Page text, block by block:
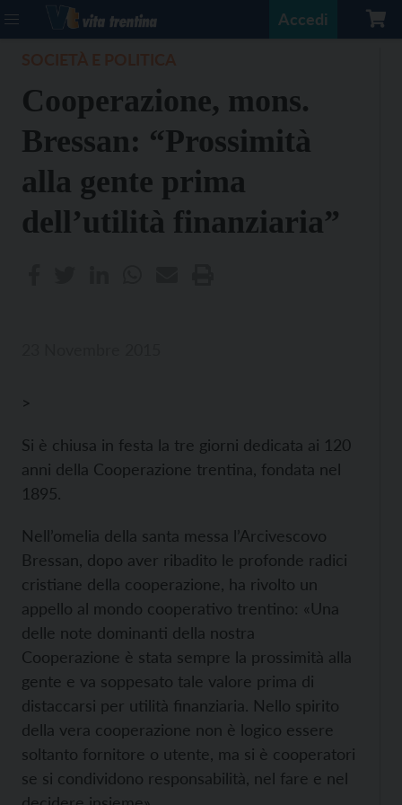
Accedi
Cooperazione, mons.
Bressan: “Prossimità
alla gente prima
dell’utilità finanziaria”
>
Si è chiusa in festa la tre giorni dedicata ai 120
anni della Cooperazione trentina, fondata nel
1895.
Nell’omelia della santa messa l’Arcivescovo
Bressan, dopo aver ribadito le profonde radici
cristiane della cooperazione, ha rivolto un
appello al mondo cooperativo trentino: «Una
delle note dominanti della nostra
Cooperazione è stata sempre la prossimità alla
gente e va soppesato tale valore prima di
distaccarsi per utilità finanziaria. Nello spirito
della vera cooperazione non è logico essere
soltanto fornitore o utente, ma si è cooperatori
se si condividono responsabilità, nel fare e nel